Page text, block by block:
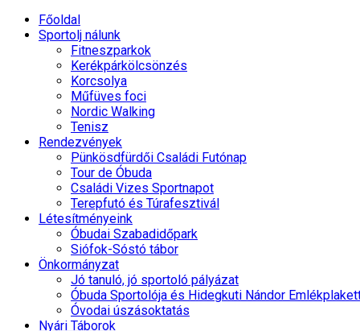
Főoldal
Sportolj nálunk
Fitneszparkok
Kerékpárkölcsönzés
Korcsolya
Műfüves foci
Nordic Walking
Tenisz
Rendezvények
Pünkösdfürdői Családi Futónap
Tour de Óbuda
Családi Vizes Sportnapot
Terepfutó és Túrafesztivál
Létesítményeink
Óbudai Szabadidőpark
Siófok-Sóstó tábor
Önkormányzat
Jó tanuló, jó sportoló pályázat
Óbuda Sportolója és Hidegkuti Nándor
Óvodai úszásoktatás
Nyári Táborok